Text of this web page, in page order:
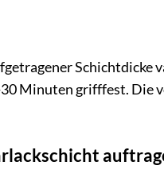
Schichtdicke
Minuten grifffest. Die